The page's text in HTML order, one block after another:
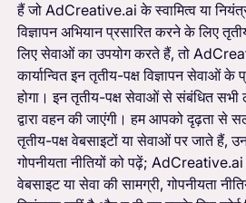
हैं जो AdCreative.ai के स्वामित्व या
विज्ञापन अभियान प्रसारित करने के लिए
लिए सेवाओं का उपयोग करते हैं, तो
कार्यान्वित इन तृतीय-पक्ष विज्ञापन सेवाओं के
होगा। इन तृतीय-पक्ष सेवाओं से संबंधित सभी
द्वारा वहन की जाएंगी। हम आपको दृढ़ता से
तृतीय-पक्ष वेबसाइटों या सेवाओं पर जाते हैं,
गोपनीयता नीतियों को पढ़ें; AdCreative.ai
वेबसाइट या सेवा की सामग्री, गोपनीयता